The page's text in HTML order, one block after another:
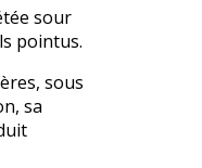
sour
pointus.
sous
sa